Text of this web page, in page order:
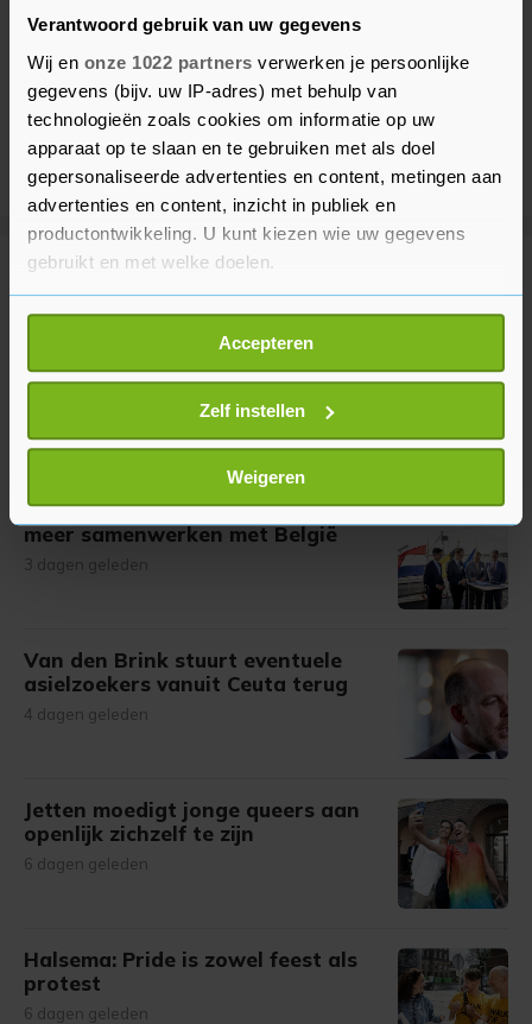
Verantwoord gebruik van uw gegevens
Wij en onze 1022 partners verwerken je persoonlijke
gegevens (bijv. uw IP-adres) met behulp van
technologieën zoals cookies om informatie op uw
apparaat op te slaan en te gebruiken met als doel
gepersonaliseerde advertenties en content, metingen aan
advertenties en content, inzicht in publiek en
productontwikkeling. U kunt kiezen wie uw gegevens
gebruikt en met welke doelen.
Als u het toestaat, willen we ook graag:
Informatie verzamelen over uw geografische
locatie, die tot een paar meter nauwkeurig kan zijn
Uw apparaat identificeren door het actief te
scannen op specifieke eigenschappen (fingerprinting)
Lees meer over hoe uw persoonlijke gegevens worden
verwerkt en stel uw voorkeuren in het
U kunt uw toestemming op elk moment wijzigen of
intrekken in de Cookieverklaring.
Met cookies werkt onze website beter en wordt jouw
onze cookiepagina kun je ons cookiebeleid bekijken en je
gemaakte keuze altijd wijzigen of intrekken.
Accepteren
Zelf instellen
Weigeren
Meer uit Politiek
arbeidsmigranten stil tot na
1 dag geleden
Jetten wil voor stroomproductie
meer samenwerken met België
3 dagen geleden
Van den Brink stuurt eventuele
asielzoekers vanuit Ceuta terug
4 dagen geleden
Jetten moedigt jonge queers aan
openlijk zichzelf te zijn
6 dagen geleden
Halsema: Pride is zowel feest als
protest
6 dagen geleden